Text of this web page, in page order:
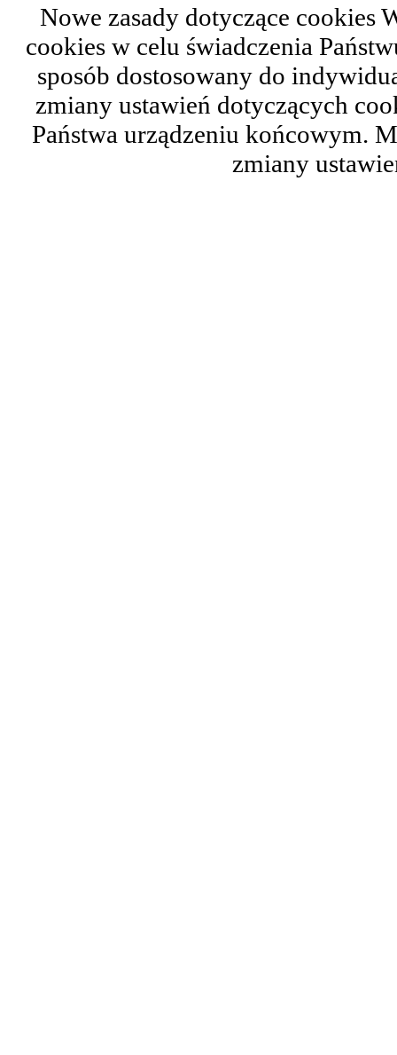
Nowe zasady dotyczące cookies
cookies w celu świadczenia
sposób dostosowany do
zmiany ustawień dotyczących
Państwa urządzeniu końcowym.
zmiany